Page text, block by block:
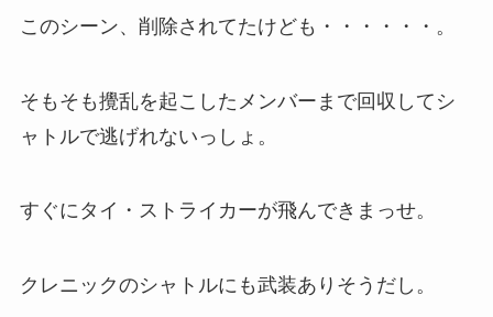
このシーン、削除されてたけども・・・・・・。
そもそも攪乱を起こしたメンバーまで回収してシ
ャトルで逃げれないっしょ。
すぐにタイ・ストライカーが飛んできまっせ。
クレニックのシャトルにも武装ありそうだし。